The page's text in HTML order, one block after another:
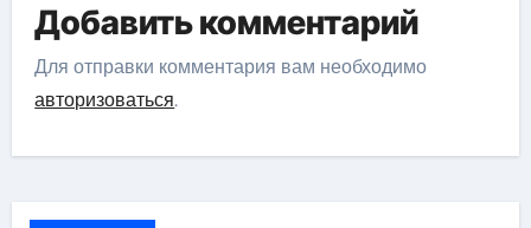
Добавить комментарий
Для отправки комментария вам необходимо
авторизоваться.